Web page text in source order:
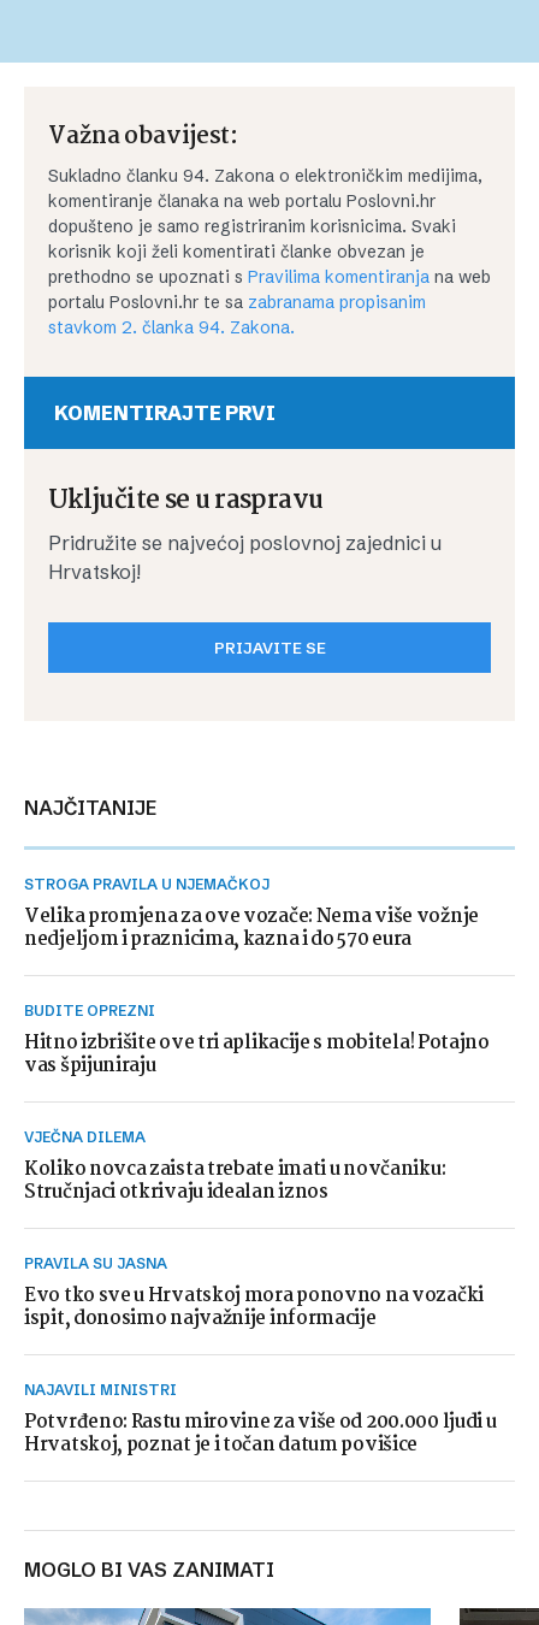
Važna obavijest:
Sukladno članku 94. Zakona o elektroničkim medijima,
komentiranje članaka na web portalu Poslovni.hr
dopušteno je samo registriranim korisnicima. Svaki
korisnik koji želi komentirati članke obvezan je
prethodno se upoznati s Pravilima komentiranja na web
portalu Poslovni.hr te sa zabranama propisanim
stavkom 2. članka 94. Zakona.
KOMENTIRAJTE PRVI
Uključite se u raspravu
Pridružite se najvećoj poslovnoj zajednici u
Hrvatskoj!
PRIJAVITE SE
NAJČITANIJE
STROGA PRAVILA U NJEMAČKOJ
Velika promjena za ove vozače: Nema više vožnje
nedjeljom i praznicima, kazna i do 570 eura
BUDITE OPREZNI
Hitno izbrišite ove tri aplikacije s mobitela! Potajno
vas špijuniraju
VJEČNA DILEMA
Koliko novca zaista trebate imati u novčaniku:
Stručnjaci otkrivaju idealan iznos
PRAVILA SU JASNA
Evo tko sve u Hrvatskoj mora ponovno na vozački
ispit, donosimo najvažnije informacije
NAJAVILI MINISTRI
Potvrđeno: Rastu mirovine za više od 200.000 ljudi u
Hrvatskoj, poznat je i točan datum povišice
MOGLO BI VAS ZANIMATI